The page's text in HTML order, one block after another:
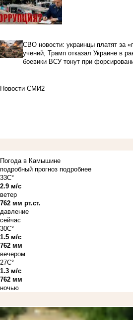
СВО новости: украинцы платят за
учений, Трамп отказал Украине в
боевики ВСУ тонут при
Новости СМИ2
Погода в Камышине
подробный прогноз подробнее
33C°
2.9 м/с
ветер
762 мм рт.ст.
давление
сейчас
30C°
1.5 м/с
762 мм
вечером
27C°
1.3 м/с
762 мм
ночью